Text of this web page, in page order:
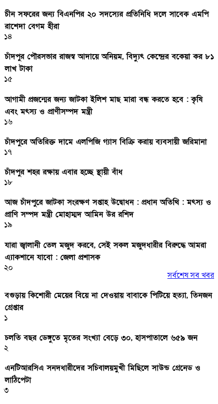
চীন সফরের জন্য বিএনপির ২০ সদস্যের প্রতিনিধি দলে সাবেক এমপি
রাশেদা বেগম হীরা
১৪
চাঁদপুর পৌরসভার রাজস্ব আদায়ে অনিয়ম, বিদ্যুৎ কেন্দ্রের বকেয়া কর ৮১
লাখ টাকা
১৫
আগামী প্রজন্মের জন্য জাটকা ইলিশ মাছ মারা বন্ধ করতে হবে : কৃষি
এবং মৎস্য ও প্রাণীসম্পদ মন্ত্রী
১৬
চাঁদপুরে অতিরিক্ত দামে এলপিজি গ্যাস বিক্রি করায় ব্যবসায়ী জরিমানা
১৭
চাঁদপুর শহর রক্ষায় এবার হচ্ছে স্থায়ী বাঁধ
১৮
আজ চাঁদপুরে জাটকা সংরক্ষণ সপ্তাহ উদ্বোধন : প্রধান অতিথি : মৎস্য ও
প্রাণি সম্পদ মন্ত্রী মোহাম্মদ আমিন উর রশিদ
১৯
যারা জ্বালানী তেল মজুদ করবে, সেই সকল মজুদধারীর বিরুদ্ধে আমরা
এ্যাকশানে যাবো : জেলা প্রশাসক
২০
সর্বশেষ সব খবর
বগুড়ায় কিশোরী মেয়ের বিয়ে না দেওয়ায় বাবাকে পিটিয়ে হত্যা, তিনজন
গ্রেপ্তার
১
চলতি বছর ডেঙ্গুতে মৃতের সংখ্যা বেড়ে ৩০, হাসপাতালে ৬৫৯ জন
২
এনটিআরসিএ সনদধারীদের সচিবালয়মুখী মিছিলে সাউন্ড গ্রেনেড ও
লাঠিপেটা
৩